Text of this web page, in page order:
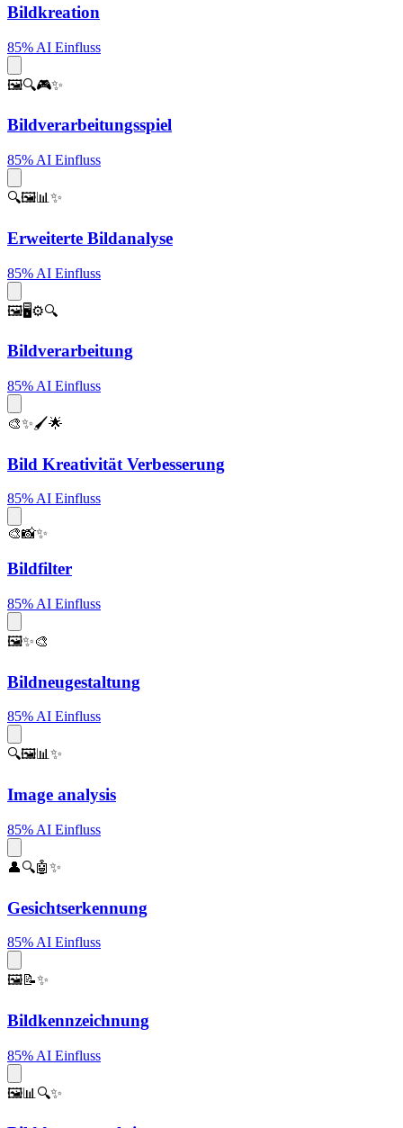
Bildkreation
85% AI Einfluss
🖼️🔍🎮✨
Bildverarbeitungsspiel
85% AI Einfluss
🔍🖼️📊✨
Erweiterte Bildanalyse
85% AI Einfluss
🖼️🖥️⚙️🔍
Bildverarbeitung
85% AI Einfluss
🎨✨🖌️🌟
Bild Kreativität Verbesserung
85% AI Einfluss
🎨📸✨
Bildfilter
85% AI Einfluss
🖼️✨🎨
Bildneugestaltung
85% AI Einfluss
🔍🖼️📊✨
Image analysis
85% AI Einfluss
👤🔍🤖✨
Gesichtserkennung
85% AI Einfluss
🖼️📝✨
Bildkennzeichnung
85% AI Einfluss
🖼️📊🔍✨